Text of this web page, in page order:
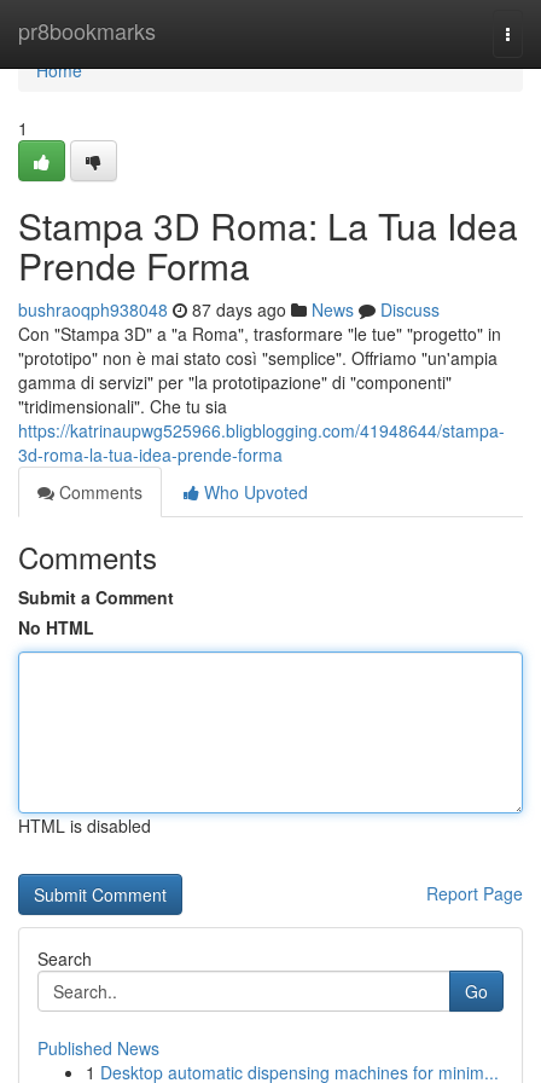
pr8bookmarks
Home
Home
1
Stampa 3D Roma: La Tua Idea
Prende Forma
bushraoqph938048 87 days ago News
Discuss
Con "Stampa 3D" a "a Roma", trasformare "le tue" "progetto" in
"prototipo" non è mai stato così "semplice". Offriamo "un'ampia
gamma di servizi" per "la prototipazione" di "componenti"
"tridimensionali". Che tu sia
https://katrinaupwg525966.bligblogging.com/41948644/stampa-
3d-roma-la-tua-idea-prende-forma
Comments
Who Upvoted
Comments
Submit a Comment
No HTML
HTML is disabled
Report Page
Search
Go
Published News
1 Desktop automatic dispensing machines for minim...